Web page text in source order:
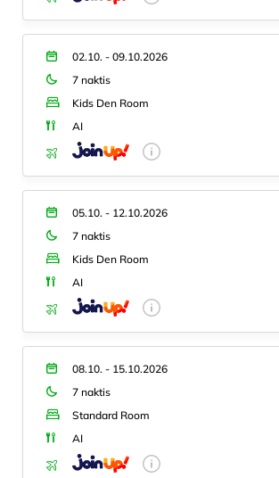
02.10. - 09.10.2026
7 naktis
Kids Den Room
AI
05.10. - 12.10.2026
7 naktis
Kids Den Room
AI
08.10. - 15.10.2026
7 naktis
Standard Room
AI